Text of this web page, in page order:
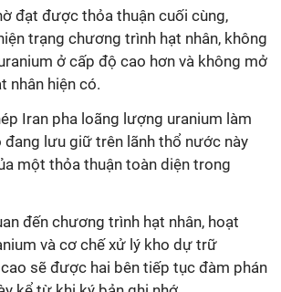
đạt được thỏa thuận cuối cùng,
trạng chương trình hạt nhân, không
ở cấp độ cao hơn và không mở
nhân hiện có.
Iran pha loãng lượng uranium làm
đang lưu giữ trên lãnh thổ nước này
một thỏa thuận toàn diện trong
đến chương trình hạt nhân, hoạt
và cơ chế xử lý kho dự trữ
sẽ được hai bên tiếp tục đàm phán